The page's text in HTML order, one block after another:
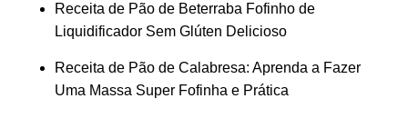
Receita de Pão de Beterraba Fofinho de
Liquidificador Sem Glúten Delicioso
Receita de Pão de Calabresa: Aprenda a Fazer
Uma Massa Super Fofinha e Prática